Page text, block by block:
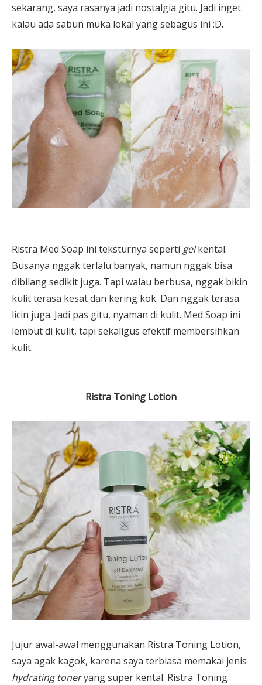
sekarang, saya rasanya jadi nostalgia gitu. Jadi inget
kalau ada sabun muka lokal yang sebagus ini :D.
Ristra Med Soap ini teksturnya seperti gelkental.
Busanya nggak terlalu banyak, namun nggak bisa
dibilang sedikit juga. Tapi walau berbusa, nggak bikin
kulit terasa kesat dan kering kok. Dan nggak terasa
licin juga. Jadi pas gitu, nyaman di kulit. Med Soap ini
lembut di kulit, tapi sekaligus efektif membersihkan
kulit.
Ristra Toning Lotion
Jujur awal-awal menggunakan Ristra Toning Lotion,
saya agak kagok, karena saya terbiasa memakai jenis
hydrating toneryang super kental. Ristra Toning